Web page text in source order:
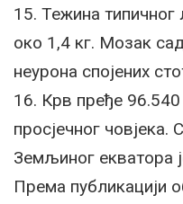
15. Тежина
око 1,4 кг. Мозак
неурона спојених
16. Крв пређе 96.540
просјечног
Земљиног екватора
Према публикацији